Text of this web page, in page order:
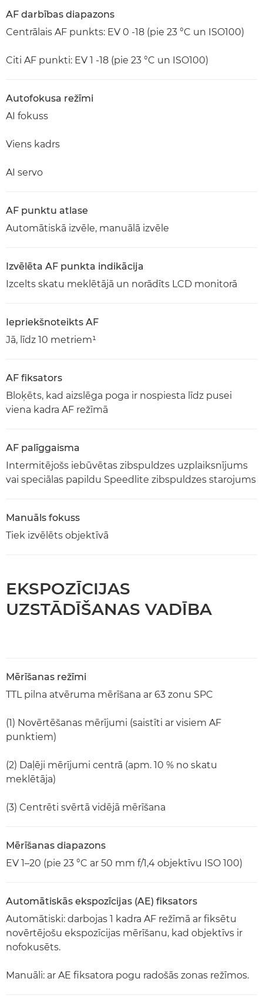
AF darbības diapazons
Centrālais AF punkts: EV 0 -18 (pie 23 °C un ISO100)
Citi AF punkti: EV 1 -18 (pie 23 °C un ISO100)
Autofokusa režīmi
AI fokuss
Viens kadrs
AI servo
AF punktu atlase
Automātiskā izvēle, manuālā izvēle
Izvēlēta AF punkta indikācija
Izcelts skatu meklētājā un norādīts LCD monitorā
Iepriekšnoteikts AF
Jā, līdz 10 metriem¹
AF fiksators
Bloķēts, kad aizslēga poga ir nospiesta līdz pusei
viena kadra AF režīmā
AF palīggaisma
Intermitējošs iebūvētas zibspuldzes uzplaiksnījums
vai speciālas papildu Speedlite zibspuldzes starojums
Manuāls fokuss
Tiek izvēlēts objektīvā
EKSPOZĪCIJAS
UZSTĀDĪŠANAS VADĪBA
Mērīšanas režīmi
TTL pilna atvēruma mērīšana ar 63 zonu SPC
(1) Novērtēšanas mērījumi (saistīti ar visiem AF
punktiem)
(2) Daļēji mērījumi centrā (apm. 10 % no skatu
meklētāja)
(3) Centrēti svērtā vidējā mērīšana
Mērīšanas diapazons
EV 1–20 (pie 23 °C ar 50 mm f/1,4 objektīvu ISO 100)
Automātiskās ekspozīcijas (AE) fiksators
Automātiski: darbojas 1 kadra AF režīmā ar fiksētu
novērtējošu ekspozīcijas mērīšanu, kad objektīvs ir
nofokusēts.
Manuāli: ar AE fiksatora pogu radošās zonas režīmos.